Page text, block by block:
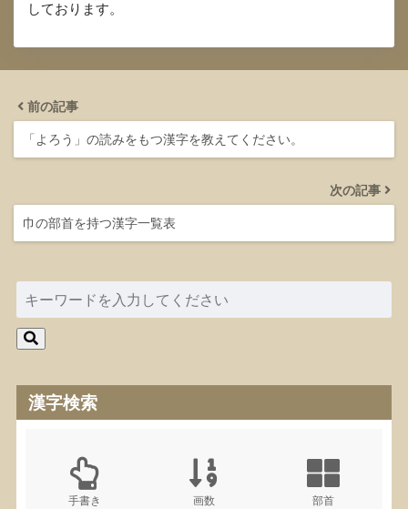
しております。
前の記事
「よろう」の読みをもつ漢字を教えてください。
次の記事
巾の部首を持つ漢字一覧表
漢字検索
手書き 画数 部首